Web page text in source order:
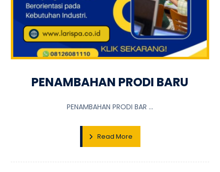
PENAMBAHAN PRODI BARU
PENAMBAHAN PRODI BAR ...
Read More